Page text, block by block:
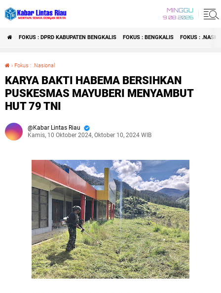
MINGGU
9 08 2026
FOKUS : DPRD KABUPATEN BENGKALIS FOKUS : BENGKALIS FOKUS :
› Fokus : .Nasional
KARYA BAKTI HABEMA BERSIHKAN
PUSKESMAS MAYUBERI MENYAMBUT
HUT 79 TNI
Kabar Lintas Riau
Kamis, 10 Oktober 2024, Oktober 10, 2024 WIB